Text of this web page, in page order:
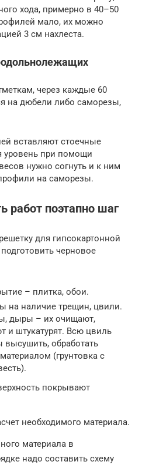
хода, примерно в 40–50
мало, их можно
3 см нахлеста.
через каждые 60
на дюбели либо саморезы,
вставляют стоечные
уровень при помощи
нужно согнуть и к ним
на саморезы.
работ поэтапно шаг
для гипсокартонной
черновое
– плитка, обои.
на наличие трещин, цвили.
дыры – их очищают,
и штукатурят. Всю цвиль
высушить, обработать
(грунтовка с
покрывают
необходимого материала.
материала в
надо составить схему